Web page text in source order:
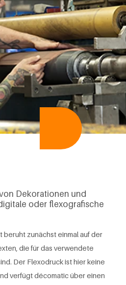
Dekorationen und
oder flexografische
zunächst einmal auf der
die für das verwendete
Der Flexodruck ist hier keine
verfügt décomatic über einen